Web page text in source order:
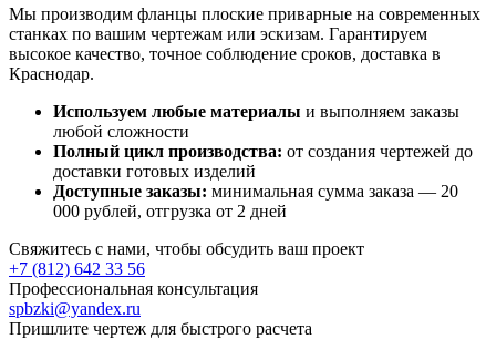
Мы производим фланцы плоские приварные на современных
станках по вашим чертежам или эскизам. Гарантируем
высокое качество, точное соблюдение сроков, доставка в
Краснодар.
Используем любые материалы и выполняем заказы
любой сложности
Полный цикл производства: от создания чертежей до
доставки готовых изделий
Доступные заказы: минимальная сумма заказа — 20
000 рублей, отгрузка от 2 дней
Свяжитесь с нами, чтобы обсудить ваш проект
+7 (812) 642 33 56
Профессиональная консультация
spbzki@yandex.ru
Пришлите чертеж для быстрого расчета